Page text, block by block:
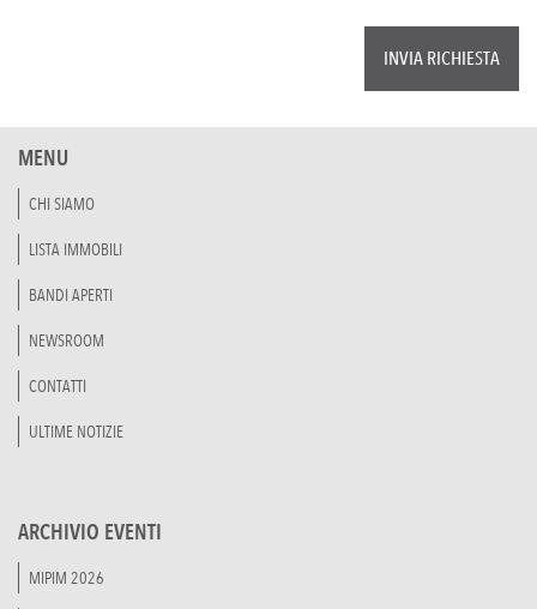
MENU
CHI SIAMO
LISTA IMMOBILI
BANDI APERTI
NEWSROOM
CONTATTI
ULTIME NOTIZIE
ARCHIVIO EVENTI
MIPIM 2026